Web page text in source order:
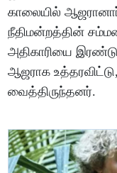
காலையில்
நீதிமன்றத்தின்
அதிகாரியை
ஆஜராக
வைத்திருந்தனர்.